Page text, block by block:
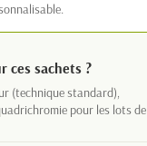
ces sachets ?
(technique standard),
pour les lots de